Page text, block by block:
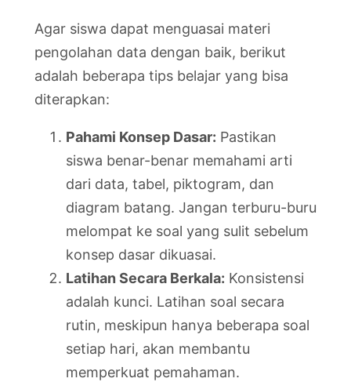
Agar siswa dapat menguasai materi
pengolahan data dengan baik, berikut
adalah beberapa tips belajar yang bisa
diterapkan:
Pahami Konsep Dasar: Pastikan
siswa benar-benar memahami arti
dari data, tabel, piktogram, dan
diagram batang. Jangan terburu-buru
melompat ke soal yang sulit sebelum
konsep dasar dikuasai.
Latihan Secara Berkala: Konsistensi
adalah kunci. Latihan soal secara
rutin, meskipun hanya beberapa soal
setiap hari, akan membantu
memperkuat pemahaman.